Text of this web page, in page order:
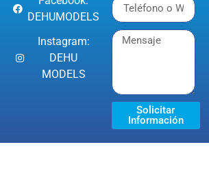
DEHUMODELS
Instagram:
DEHU
MODELS
Solicitar
Información